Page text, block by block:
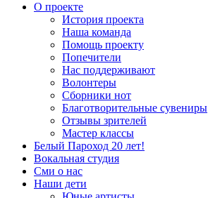
О проекте
История проекта
Наша команда
Помощь проекту
Попечители
Нас поддерживают
Волонтеры
Сборники нот
Благотворительные сувениры
Отзывы зрителей
Мастер классы
Белый Пароход 20 лет!
Вокальная студия
Сми о нас
Наши дети